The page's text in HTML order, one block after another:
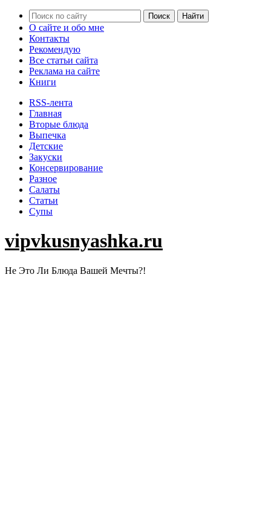
О сайте и обо мне
Контакты
Рекомендую
Все статьи сайта
Реклама на сайте
Книги
RSS-лента
Главная
Вторые блюда
Выпечка
Детские
Закуски
Консервирование
Разное
Салаты
Статьи
Супы
vipvkusnyashka.ru
Не Это Ли Блюда Вашей Мечты?!